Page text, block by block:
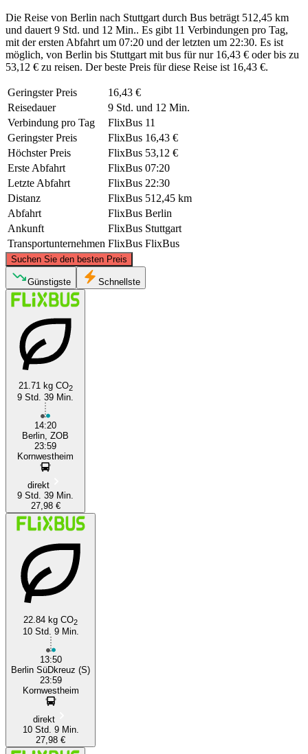
Die Reise von Berlin nach Stuttgart durch Bus beträgt 512,45 km
und dauert 9 Std. und 12 Min.. Es gibt 11 Verbindungen pro Tag,
mit der ersten Abfahrt um 07:20 und der letzten um 22:30. Es ist
möglich, von Berlin bis Stuttgart mit bus für nur 16,43 € oder bis zu
53,12 € zu reisen. Der beste Preis für diese Reise ist 16,43 €.
Geringster Preis
16,43 €
Reisedauer
9 Std. und 12 Min.
Verbindung pro Tag
FlixBus 11
Geringster Preis
FlixBus 16,43 €
Höchster Preis
FlixBus 53,12 €
Erste Abfahrt
FlixBus 07:20
Letzte Abfahrt
FlixBus 22:30
Distanz
FlixBus 512,45 km
Abfahrt
FlixBus Berlin
Ankunft
FlixBus Stuttgart
Transportunternehmen FlixBus FlixBus
Suchen Sie den besten Preis
©CARTO
Günstigste Schnellste
21.71 kg CO2
9 Std. 39 Min.
14:20
Berlin, ZOB
23:59
Kornwestheim
direkt
9 Std. 39 Min.
27,98 €
22.84 kg CO2
10 Std. 9 Min.
13:50
Berlin SüDkreuz (S)
23:59
Kornwestheim
direkt
10 Std. 9 Min.
27,98 €